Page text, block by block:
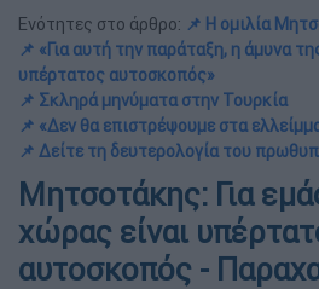
Ενότητες στο άρθρο: 📌 Η ομιλία
📌 «Για αυτή την παράταξη, η άμυνα
υπέρτατος αυτοσκοπός»
📌 Σκληρά μηνύματα στην Τουρκία
📌 «Δεν θα επιστρέψουμε στα
📌 Δείτε τη δευτερολογία του
Μητσοτάκης: Για
χώρας είναι
αυτοσκοπός -